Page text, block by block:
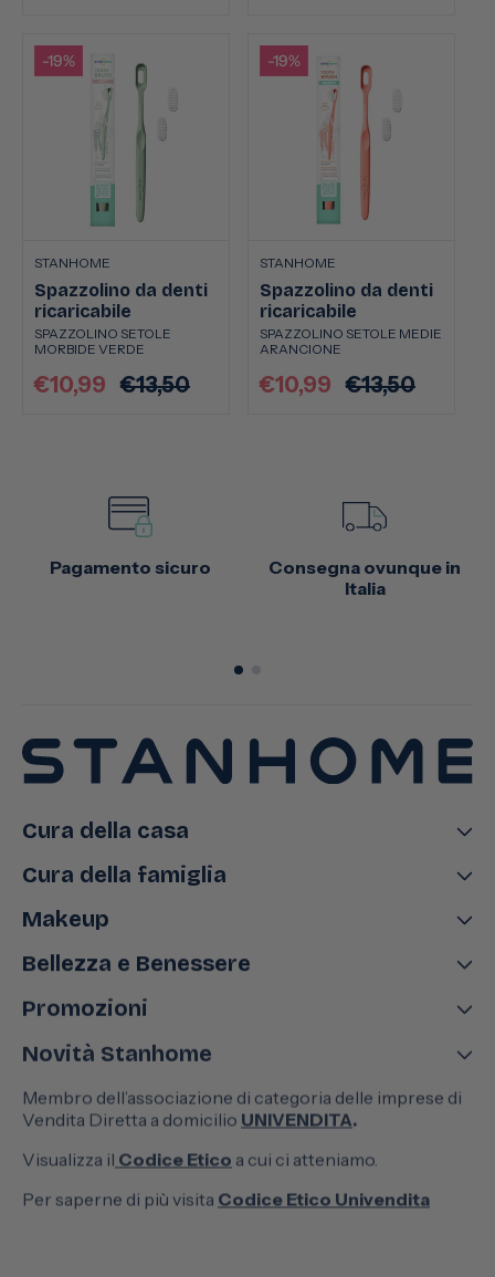
-19%
STANHOME
Spazzolino da denti
ricaricabile
SPAZZOLINO SETOLE
MORBIDE VERDE
Prezzo
€10,99
Prezzo
€13,50
-19%
STANHOME
Spazzolino da denti
ricaricabile
SPAZZOLINO SETOLE MEDIE
ARANCIONE
Prezzo
€10,99
Prezzo
€13,50
Pagamento sicuro
Consegna ovunque in
Italia
Cura della casa
Cura della famiglia
Makeup
Bellezza e Benessere
Promozioni
Novità Stanhome
Membro dell’associazione di categoria delle imprese di
Vendita Diretta a domicilio UNIVENDITA
Visualizza il Codice Etico a cui ci atteniamo.
Per saperne di più visita Codice Etico Univendita